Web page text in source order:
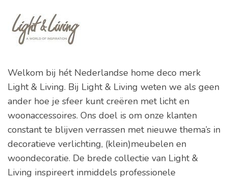
Welkom bij hét Nederlandse home deco merk
Light & Living. Bij Light & Living weten we als geen
ander hoe je sfeer kunt creëren met licht en
woonaccessoires. Ons doel is om onze klanten
constant te blijven verrassen met nieuwe thema’s in
decoratieve verlichting, (klein)meubelen en
woondecoratie. De brede collectie van Light &
Living inspireert inmiddels professionele